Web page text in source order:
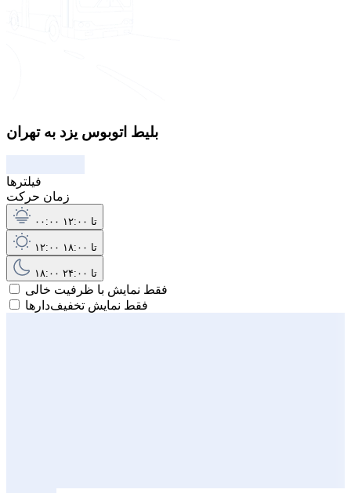
بلیط اتوبوس یزد به تهران
فیلترها
زمان حرکت
۰۰:۰۰ تا ۱۲:۰۰
۱۲:۰۰ تا ۱۸:۰۰
۱۸:۰۰ تا ۲۴:۰۰
فقط نمایش با ظرفیت خالی
فقط نمایش تخفیف‌دارها